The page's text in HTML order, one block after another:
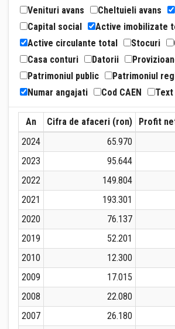
Venituri avans
Cheltuieli avans
Capital social
Active imobilizate
Active circulante total
Stocuri
Casa conturi
Datorii
Patrimoniul public
Patrimoniul
Numar angajati
Cod CAEN Text
An Cifra de afaceri (ron) Profit
2024
65.970
2023
95.644
2022
149.804
2021
193.301
2020
76.137
2019
52.201
2010
12.300
2009
17.015
2008
22.080
2007
26.180